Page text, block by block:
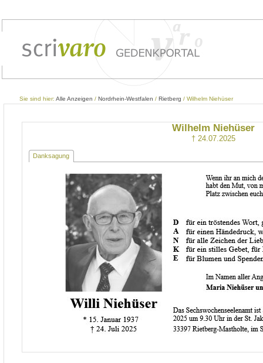
Sie sind hier: Alle Anzeigen / Nordrhein-Westfalen / Rietberg / Wilhelm Niehüser
Wilhelm Niehüser
† 24.07.2025
Danksagung